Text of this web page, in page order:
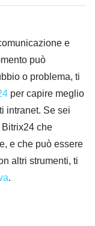
e
può
o problema, ti
per capire meglio
intranet. Se sei
che
e che può essere
altri strumenti, ti
.